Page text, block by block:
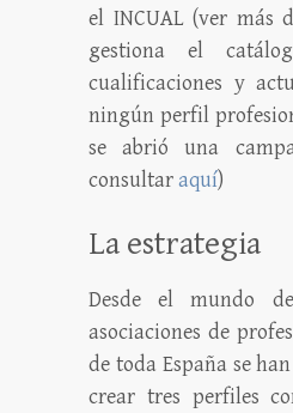
el INCUAL (ver más
gestiona el
cualificaciones y
ningún perfil
se abrió una
consultaraquí)
La estrategia
Desde el mundo
asociaciones de
de toda España se
crear tres perfiles